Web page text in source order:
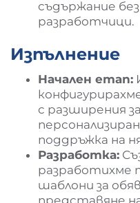
съдържание
разработчици.
Изпълнение
Начален етап:
с разширения
поддръжка на
Разработка:
разработихме
шаблони за
представяне